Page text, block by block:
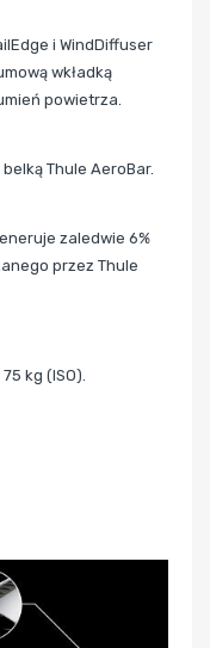
i WindDiffuser
wkładką
powietrza.
Thule AeroBar.
zaledwie 6%
przez Thule
kg (ISO).